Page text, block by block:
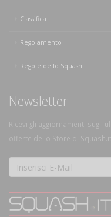
Classifica
Regolamento
Regole dello Squash
Newsletter
Ricevi gli aggiornamenti sugli
offerte dello Store di